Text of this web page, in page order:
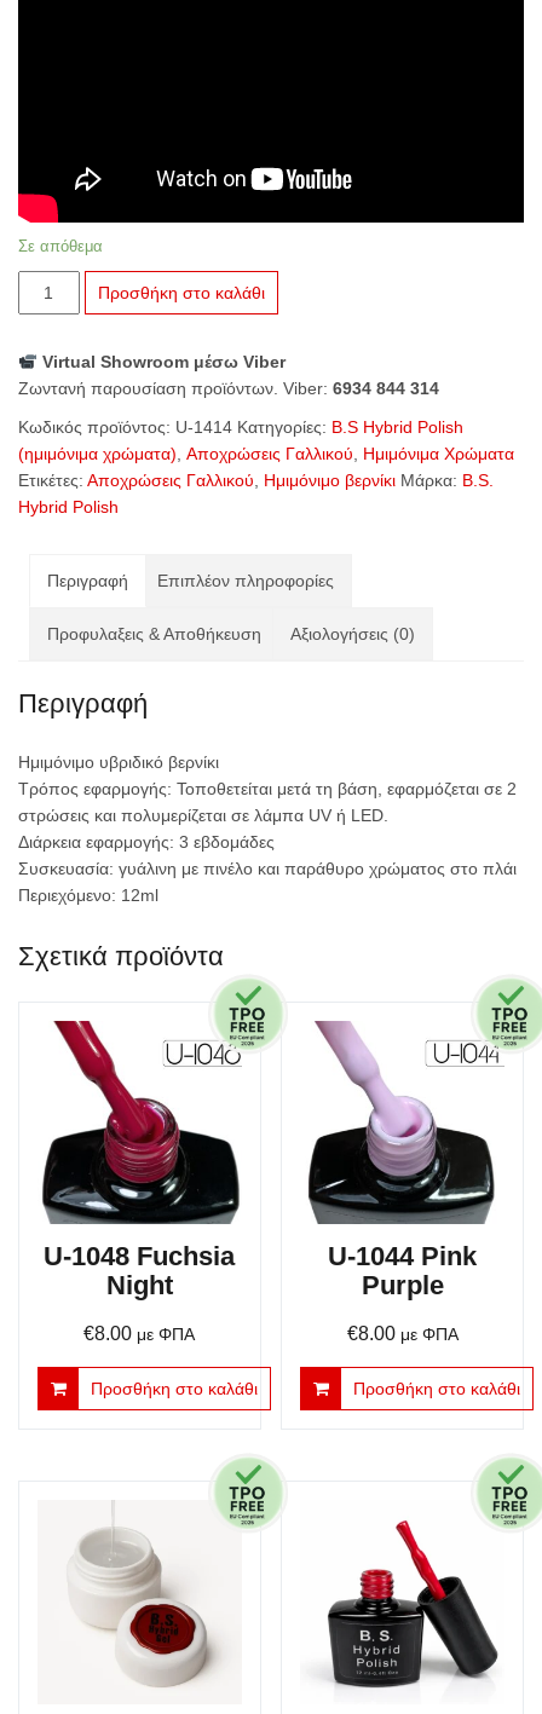
Σε απόθεμα
1414
Ice
ποσότητα
Προσθήκη στο καλάθι
Virtual Showroom μέσω Viber
Ζωντανή παρουσίαση προϊόντων. Viber: 6934 844 314
Κωδικός προϊόντος: U-1414 Κατηγορίες: B.S Hybrid Polish
(ημιμόνιμα χρώματα) Αποχρώσεις Γαλλικού
Ημιμόνιμα Χρώματα
Ετικέτες: Αποχρώσεις Γαλλικού Ημιμόνιμο βερνίκι Μάρκα: B.S.
Hybrid Polish
Περιγραφή Επιπλέον πληροφορίες
Προφυλαξεις & Αποθήκευση Αξιολογήσεις (0)
Περιγραφή
Ημιμόνιμο υβριδικό βερνίκι
Τρόπος εφαρμογής: Τοποθετείται μετά τη βάση, εφαρμόζεται σε 2
στρώσεις και πολυμερίζεται σε λάμπα UV ή LED.
Διάρκεια εφαρμογής: 3 εβδομάδες
Συσκευασία: γυάλινη με πινέλο και παράθυρο χρώματος στο πλάι
Περιεχόμενο: 12ml
Σχετικά προϊόντα
U-1048 Fuchsia
Night
€8.00 με ΦΠΑ
Προσθήκη στο καλάθι
U-1044 Pink
Purple
€8.00 με ΦΠΑ
Προσθήκη στο καλάθι